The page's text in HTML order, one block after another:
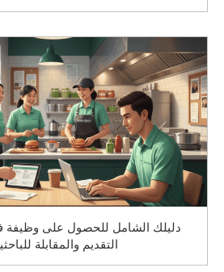
دليلك الشامل للحصول على
التقديم والمقابلة